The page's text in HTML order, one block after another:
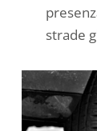
strade